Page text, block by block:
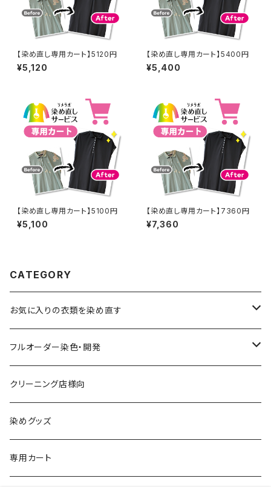
【染め直し専用カート】5120円
¥5,120
【染め直し専用カート】5400円
¥5,400
【染め直し専用カート】5100円
¥5,100
【染め直し専用カート】7360円
¥7,360
CATEGORY
お気に入りの衣類を染め直す
綿系 100%
黒染め/Black
紺染め/Navy
綿90%以上+合成繊維
黒染め/Black
紺染め/Navy
綿素材+合成繊維10%以上
黒染め/Black
その他
フルオーダー染色・開発
カラーマッチング
特殊染色
クリーニング店様向
染めグッズ
専用カート